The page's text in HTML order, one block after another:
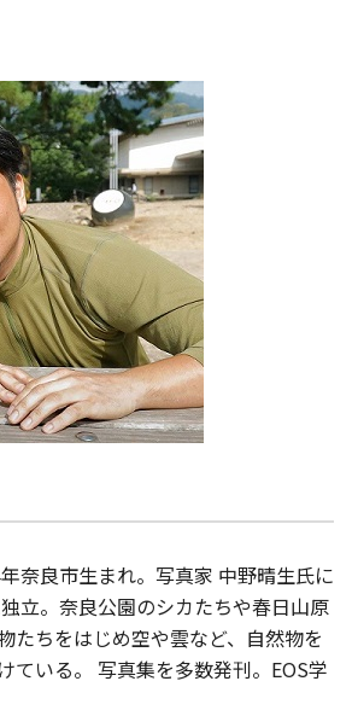
奈良市生まれ。写真家 中野晴生氏に
立。奈良公園のシカたちや春日山原
たちをはじめ空や雲など、自然物を
ている。 写真集を多数発刊。EOS学